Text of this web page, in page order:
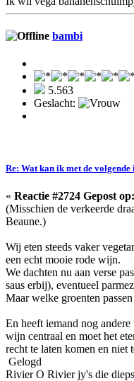
bambi
5.563
Geslacht:
Re: Wat kan ik met de volgende
« Reactie #2724 Gepost op:
(Misschien de verkeerde
Beaune.)
Wij eten steeds vaker
een echt mooie rode wijn.
We dachten nu aan verse
saus erbij), eventueel
Maar welke groenten
En heeft iemand nog
wijn centraal en moet het
recht te laten komen en niet
Gelogd
Rivier O Rivier jy's die